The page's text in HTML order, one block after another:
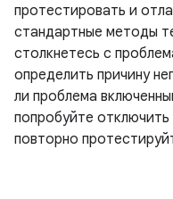
протестировать и
стандартные методы
столкнетесь с
определить причину
ли проблема
попробуйте
повторно